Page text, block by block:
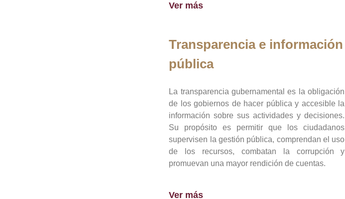
Ver más
Transparencia e información
pública
La transparencia gubernamental es la obligación
de los gobiernos de hacer pública y accesible la
información sobre sus actividades y decisiones.
Su propósito es permitir que los ciudadanos
supervisen la gestión pública, comprendan el uso
de los recursos, combatan la corrupción y
promuevan una mayor rendición de cuentas.
Ver más